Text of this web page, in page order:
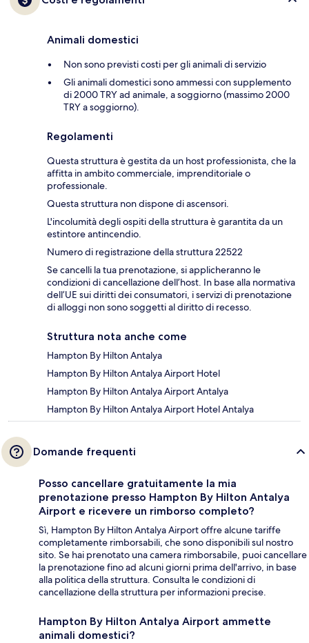
Animali domestici
Non sono previsti costi per gli animali di servizio
Gli animali domestici sono ammessi con supplemento
di 2000 TRY ad animale, a soggiorno (massimo 2000
TRY a soggiorno).
Regolamenti
Questa struttura è gestita da un host professionista, che la
affitta in ambito commerciale, imprenditoriale o
professionale.
Questa struttura non dispone di ascensori.
L'incolumità degli ospiti della struttura è garantita da un
estintore antincendio.
Numero di registrazione della struttura 22522
Se cancelli la tua prenotazione, si applicheranno le
condizioni di cancellazione dell’host. In base alla normativa
dell’UE sui diritti dei consumatori, i servizi di prenotazione
di alloggi non sono soggetti al diritto di recesso.
Struttura nota anche come
Hampton By Hilton Antalya
Hampton By Hilton Antalya Airport Hotel
Hampton By Hilton Antalya Airport Antalya
Hampton By Hilton Antalya Airport Hotel Antalya
Domande frequenti
Posso cancellare gratuitamente la mia
prenotazione presso Hampton By Hilton Antalya
Airport e ricevere un rimborso completo?
Sì, Hampton By Hilton Antalya Airport offre alcune tariffe
completamente rimborsabili, che sono disponibili sul nostro
sito. Se hai prenotato una camera rimborsabile, puoi cancellare
la prenotazione fino ad alcuni giorni prima dell'arrivo, in base
alla politica della struttura. Consulta le condizioni di
cancellazione della struttura per informazioni precise.
Hampton By Hilton Antalya Airport ammette
animali domestici?